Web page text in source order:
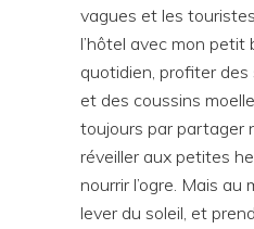
vagues et les
l’hôtel avec mon
quotidien, profiter
et des coussins
toujours par partager
réveiller aux petites
nourrir l’ogre. Mais au
lever du soleil, et